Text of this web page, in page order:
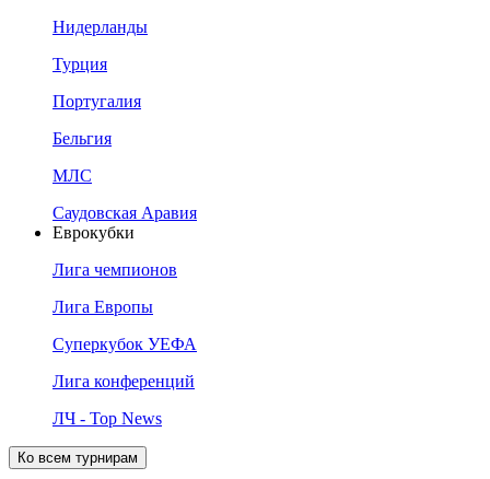
Нидерланды
Турция
Португалия
Бельгия
МЛС
Саудовская Аравия
Еврокубки
Лига чемпионов
Лига Европы
Суперкубок УЕФА
Лига конференций
ЛЧ - Top News
Ко всем турнирам